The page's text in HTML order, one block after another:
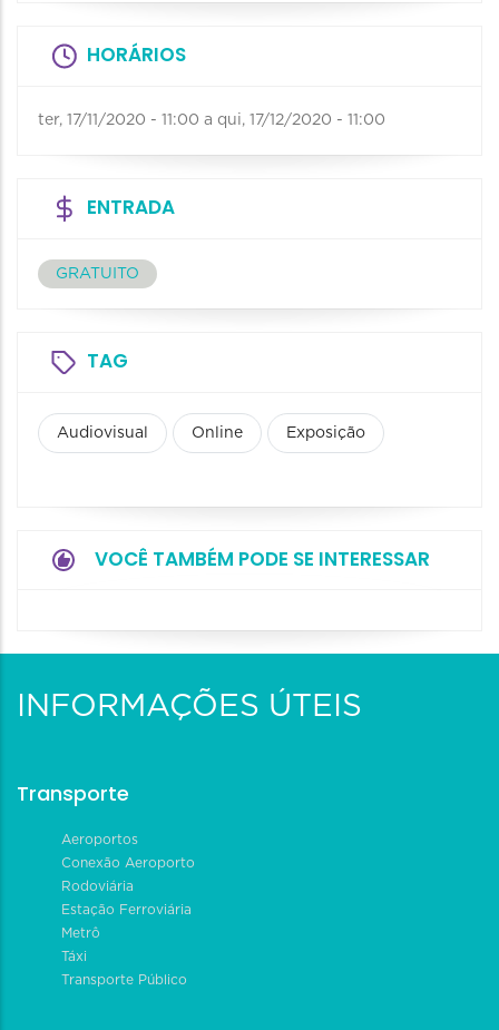
HORÁRIOS
ter, 17/11/2020 - 11:00 a qui, 17/12/2020 - 11:00
ENTRADA
GRATUITO
TAG
Audiovisual Online Exposição
VOCÊ TAMBÉM PODE SE INTERESSAR
INFORMAÇÕES ÚTEIS
Transporte
Aeroportos
Conexão Aeroporto
Rodoviária
Estação Ferroviária
Metrô
Táxi
Transporte Público